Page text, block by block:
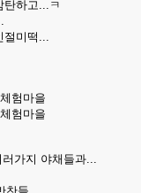
탄하고...ㅋ
절미떡...
가지 야채들과...